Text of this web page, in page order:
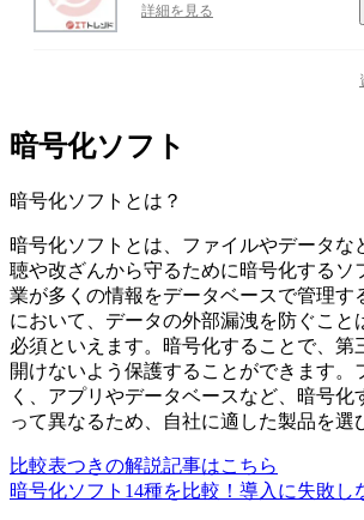
詳細を見る
暗号化ソフト
暗号化ソフト とは？
暗号化ソフトとは、ファイルやデータな
聴や改ざんから守るために暗号化するソ
業が多くの情報をデータベースで管理す
において、データの外部漏洩を防ぐこと
必須といえます。暗号化することで、第
開けないよう保護することができます。
く、アプリやデータベースなど、暗号化
って異なるため、自社に適した製品を選
比較表つきの解説記事はこちら
暗号化ソフト14種を比較！導入に失敗し